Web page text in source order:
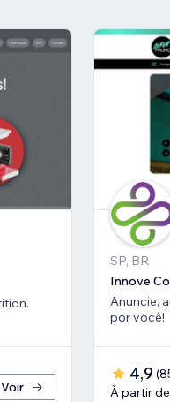
Voir
SP, BR
Innove
Anuncie,
por você!
4,9 (
À partir